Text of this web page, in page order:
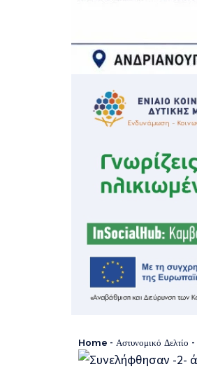
Home - Αστυνομικό Δελτίο -